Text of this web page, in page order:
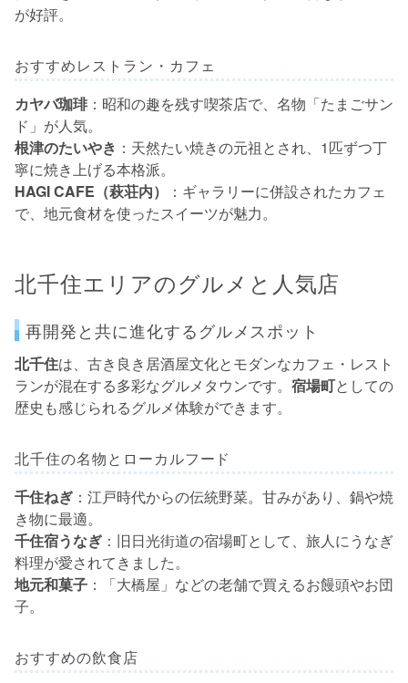
が好評。
おすすめレストラン・カフェ
カヤバ珈琲：昭和の趣を残す喫茶店で、名物「たまごサン
ド」が人気。
根津のたいやき ：天然たい焼きの元祖とされ、1匹ずつ丁
寧に焼き上げる本格派。
HAGI CAFE（萩荘内）
：ギャラリーに併設されたカフェ
で、地元食材を使ったスイーツが魅力。
北千住エリアのグルメと人気店
再開発と共に進化するグルメスポット
北千住は、古き良き居酒屋文化とモダンなカフェ・レスト
ランが混在する多彩なグルメタウンです。 宿場町としての
歴史も感じられるグルメ体験ができます。
北千住の名物とローカルフード
千住ねぎ ：江戸時代からの伝統野菜。甘みがあり、鍋や焼
き物に最適。
千住宿うなぎ ：旧日光街道の宿場町として、旅人にうなぎ
料理が愛されてきました。
地元和菓子 ：「大橋屋」などの老舗で買えるお饅頭やお団
子。
おすすめの飲食店